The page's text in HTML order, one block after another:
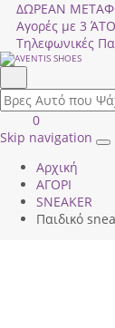
ΔΩΡΕΑΝ
Αγορές με 3
Τηλεφωνικές
field.search
Είσοδος
|
ΚΑΛΑΘΙ
ΑΓΟΡΩΝ
0
Skip navigation
Αρχική
ΑΓΟΡΙ
SNEAKER
Παιδικό